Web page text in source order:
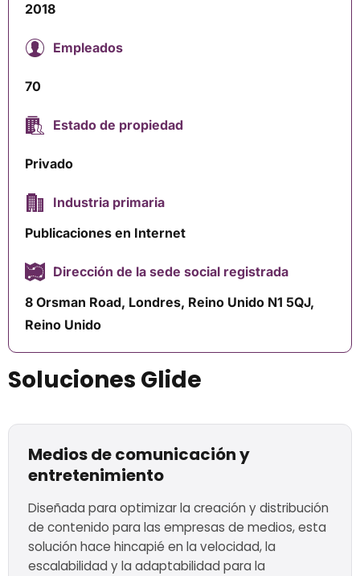
2018
Empleados
70
Estado de propiedad
Privado
Industria primaria
Publicaciones en Internet
Dirección de la sede social registrada
8 Orsman Road, Londres, Reino Unido N1 5QJ,
Reino Unido
Soluciones Glide
Medios de comunicación y
entretenimiento
Diseñada para optimizar la creación y distribución
de contenido para las empresas de medios, esta
solución hace hincapié en la velocidad, la
escalabilidad y la adaptabilidad para la